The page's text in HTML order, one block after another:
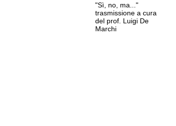
"Sì, no, ma..."
trasmissione a cura
del prof. Luigi De
Marchi